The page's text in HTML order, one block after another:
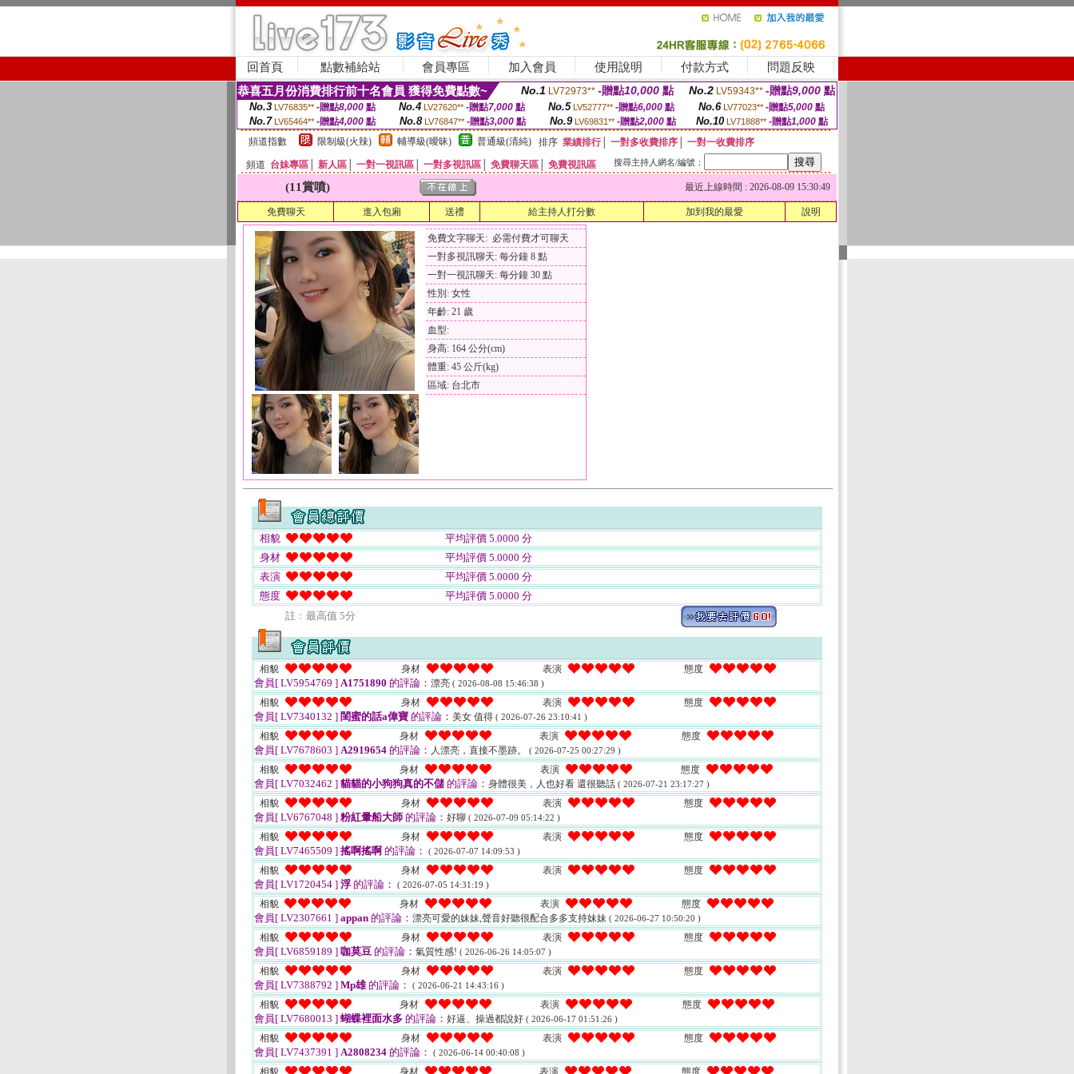
回首頁 點數補給站 會員專區 加入會員 使用說明 付款方式 問題反映
恭喜五月份消費排行前十名會員 獲得免費點數~ No.1 LV72973** -贈點10,000 點 No.2 LV59343** -贈點9,000 點
No.3 LV76835** -贈點8,000點 No.4 LV27620** -贈點7,000點 No.5 LV52777** -贈點6,000點 No.6 LV77023** -贈點5,000點
No.7 LV65464** -贈點4,000 點 No.8 LV76847** -贈點3,000 點 No.9 LV69831** -贈點2,000點 No.10 LV71888** -贈點1,000 點
頻道指數
限制級(火辣) 輔導級(曖昧) 普通級(清純) 排序 業績排行│ 一對多收費排序
一對一收費排序
頻道 台妹專區 新人區 一對一視訊區 一對多視訊區 免費聊天區 免費視訊區 搜尋主持人網名/編號：
(11賞噴) 最近上線時間 : 2026-08-09 15:30:49
免費聊天 進入包廂 送禮 給主持人打分數 加到我的最愛 說明
免費文字聊天: 必需付費才可聊天
一對多視訊聊天: 每分鐘 8 點
一對一視訊聊天: 每分鐘 30 點
性別: 女性
年齡: 21 歲
血型:
身高: 164 公分(cm)
體重: 45 公斤(kg)
區域: 台北市
相貌
平均評價 5.0000 分
身材
平均評價 5.0000 分
表演
平均評價 5.0000 分
態度
平均評價 5.0000 分
註﹕最高值 5分
相貌 身材 表演 態度
會員[ LV5954769 ] A1751890 的評論： 漂亮 ( 2026-08-08 15:46:38 )
相貌 身材 表演 態度
會員[ LV7340132 ] 閨蜜的話a偉寶 的評論： 美女 值得 ( 2026-07-26 23:10:41 )
相貌 身材 表演 態度
會員[ LV7678603 ] A2919654 的評論： 人漂亮，直接不墨跡。 ( 2026-07-25 00:27:29 )
相貌 身材 表演 態度
會員[ LV7032462 ] 貓貓的小狗狗真的不儲 的評論： 身體很美，人也好看 還很聽話 ( 2026-07-21 23:17:27 )
相貌 身材 表演 態度
會員[ LV6767048 ] 粉紅暈船大師 的評論： 好聊 ( 2026-07-09 05:14:22 )
相貌 身材 表演 態度
會員[ LV7465509 ] 搖啊搖啊 的評論： ( 2026-07-07 14:09:53 )
相貌 身材 表演 態度
會員[ LV1720454 ] 浮的評論： ( 2026-07-05 14:31:19 )
相貌 身材 表演 態度
會員[ LV2307661 ] appan 的評論： 漂亮可愛的妹妹,聲音好聽很配合多多支持妹妹 ( 2026-06-27 10:50:20 )
相貌 身材 表演 態度
會員[ LV6859189 ] 咖莫豆 的評論： 氣質性感! ( 2026-06-26 14:05:07 )
相貌 身材 表演 態度
會員[ LV7388792 ] Mp雄的評論： ( 2026-06-21 14:43:16 )
相貌 身材 表演 態度
會員[ LV7680013 ] 蝴蝶裡面水多 的評論： 好逼、操過都說好 ( 2026-06-17 01:51:26 )
相貌 身材 表演 態度
會員[ LV7437391 ] A2808234 的評論： ( 2026-06-14 00:40:08 )
相貌 身材 表演 態度